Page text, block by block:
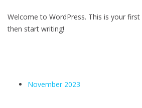
world!
Welcome to WordPress. This is your
then start writing!
November 2023